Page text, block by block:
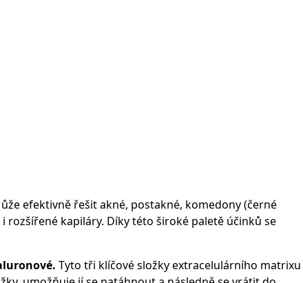
efektivně řešit akné, postakné, komedony (černé
kapiláry. Díky této široké paletě účinků se
Tyto tři klíčové složky extracelulárního matrixu